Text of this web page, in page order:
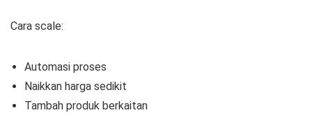
Cara scale:
Automasi proses
Naikkan harga sedikit
Tambah produk berkaitan